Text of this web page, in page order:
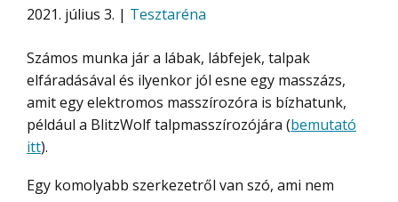
2021. július 3. | Tesztaréna
Számos munka jár a lábak, lábfejek, talpak
elfáradásával és ilyenkor jól esne egy masszázs,
amit egy elektromos masszírozóra is bízhatunk,
például a BlitzWolf talpmasszírozójára (bemutató
itt).
Egy komolyabb szerkezetről van szó, ami nem